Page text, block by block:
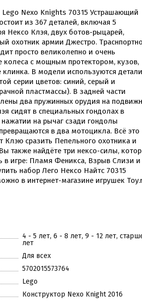
Nexo Knights 70315 Устрашающий
из 367 деталей, включая 5
Нексо Клэя, двух ботов-рыцарей,
охотник армии Джестро.
просто великолепно и очень
колеса с мощным протектором, кузов,
В модели используются детали
серии цветов: синий, серый и
пластмассы). В задней части
два пружинных орудия на
сидят в специальных гондолах в
на рычаг сзади гондолы
в два мотоцикла. Всё это
Клэю сразить Пепельного охотника и
также найдёте три нексо-силы,
в игре: Пламя Феникса, Взрыв Слизи и
набор Лего Нексо Найтс 70315
в интернет-магазине игрушек
4 - 5 лет, 6 - 8 лет, 9 - 12 лет,
лет
Для всех
5702015573764
Lego
Конструктор Nexo Knight 2016